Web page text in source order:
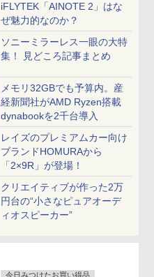
iFLYTEK「AINOTE 2」はな
ぜ魅力的なのか？
ソニーミラーレス一眼の大特
集！ 見どころ記事まとめ
メモリ32GBでも予算内。産
経新聞社がAMD Ryzen搭載
dynabookを2千台導入
レイズのプレミアムカー向け
ブランドHOMURAから
「2×9R」が登場！
クリエイティブが作った2万
円台の“小さなピュアオーデ
ィオスピーカー”
今日みつけたお買い得品